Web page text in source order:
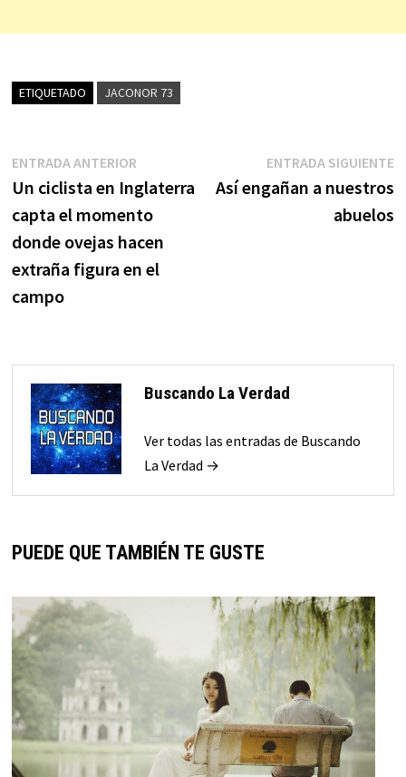
ETIQUETADO JACONOR 73
Navegación
de
entradas
ENTRADA ANTERIOREntrada
anterior:
Un ciclista en Inglaterra
capta el momento
donde ovejas hacen
extraña figura en el
campo
ENTRADA SIGUIENTE
Así engañan a nuestros
abuelos
Buscando La Verdad
Ver todas las entradas de Buscando
La Verdad →
PUEDE QUE TAMBIÉN TE GUSTE